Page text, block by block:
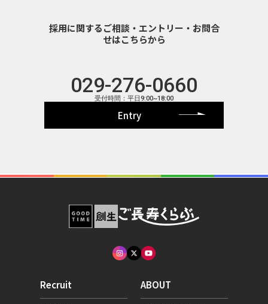
採用に関するご相談・エントリー・お問合
せはこちらから
029-276-0660
受付時間：平日9:00~18:00
Entry
Recruit ABOUT